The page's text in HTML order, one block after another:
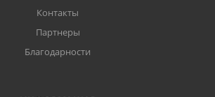
Контакты
Партнеры
Благодарности